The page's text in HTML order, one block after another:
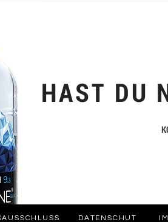
HAST DU
DATENSCHUT